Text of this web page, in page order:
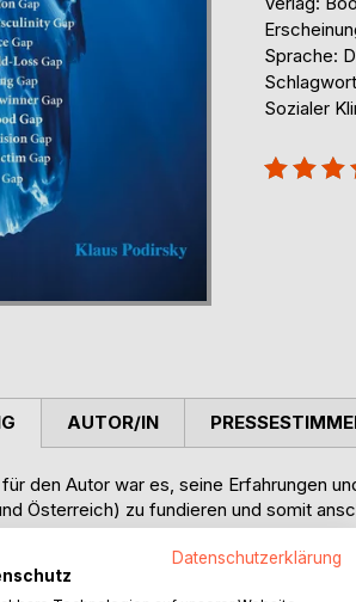
Sprache:
Sozialer
den Autor war es, seine Erfahrungen
Österreich) zu fundieren und somit
Nicht für den Autor, Klaus Podirsky. Für
den Geschlechtern zu säen. Sein
die - inklusive ihrer Förderungen -
AUTOR/IN
Datenschutzerklärung